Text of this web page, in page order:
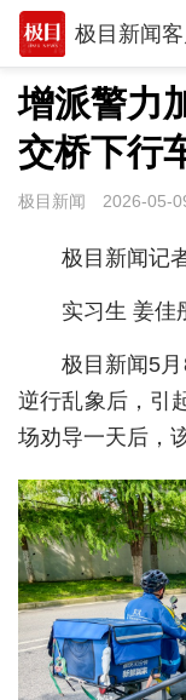
极目新闻
推荐
观点
时政
环球
专题
极客圈
经济
城建
科教
健康
增派警力
交桥下行
极目新闻 2026-05-
极目新闻记
实习生 姜佳
极目新闻5
逆行乱象后，引
场劝导一天后，